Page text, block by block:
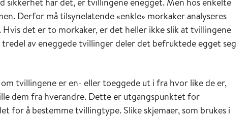
Derfor må tilsynelatende «enkle» morkaker analyseres
det er to morkaker, er det heller ikke slik at tvillingene
av eneggede tvillinger deler det befruktede egget seg
tvillingene er en- eller toeggede ut i fra hvor like de er,
dem fra hverandre. Dette er utgangspunktet for
for å bestemme tvillingtype. Slike skjemaer, som brukes i